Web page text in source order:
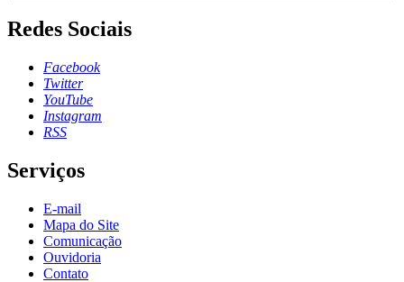
Redes Sociais
Facebook
Twitter
YouTube
Instagram
RSS
Serviços
E-mail
Mapa do Site
Comunicação
Ouvidoria
Contato